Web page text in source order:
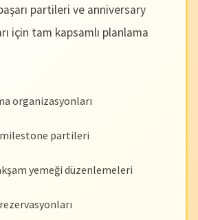
partileri ve anniversary
için tam kapsamlı planlama
organizasyonları
milestone partileri
yemeği düzenlemeleri